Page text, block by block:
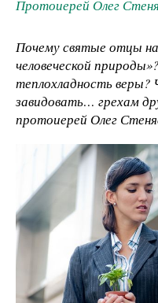
Протоиерей Олег
Почему святые отцы
человеческой
теплохладность
завидовать… грехам
протоиерей Олег